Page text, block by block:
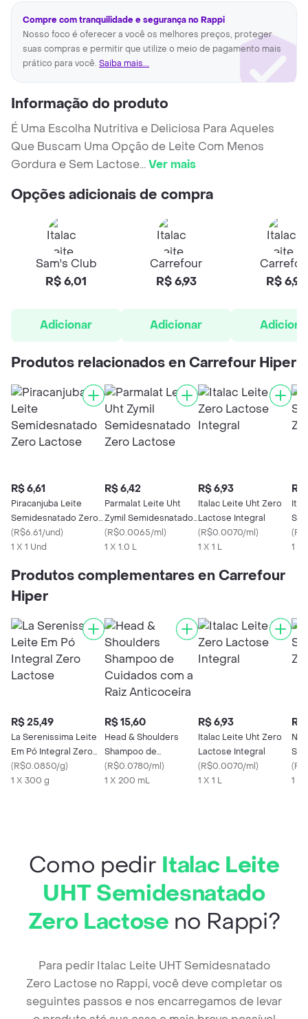
Compre com tranquilidade e segurança no Rappi
Nosso foco é oferecer a você os melhores preços, proteger
suas compras e permitir que utilize o meio de pagamento mais
prático para você. Saiba mais...
Informação do produto
É Uma Escolha Nutritiva e Deliciosa Para Aqueles
Que Buscam Uma Opção de Leite Com Menos
Gordura e Sem Lactose...Ver mais
Opções adicionais de compra
Sam's Club
R$ 6,01
Adicionar
Carrefour
R$ 6,93
Adicionar
R$ 6,93
Produtos relacionados en Carrefour Hiper
R$ 6,61
Piracanjuba Leite
Semidesnatado Zero
Lactose
(R$6.61/und)
1 X 1 Und
R$ 6,42
Parmalat Leite Uht
Zymil Semidesnatado
Zero Lactose
(R$0.0065/ml)
1 X 1.0 L
R$ 6,93
Italac Leite Uht Zero
Lactose Integral
(R$0.0070/ml)
1 X 1 L
R$
(
1 X
Produtos complementares en Carrefour
Hiper
R$ 25,49
La Serenissima Leite
Em Pó Integral Zero
Lactose
(R$0.0850/g)
1 X 300 g
R$ 15,60
Head & Shoulders
Shampoo de
Cuidados com a Raiz
Anticoceira
(R$0.0780/ml)
1 X 200 mL
R$ 6,93
Italac Leite Uht Zero
Lactose Integral
(R$0.0070/ml)
1 X 1 L
R$
(
1 X
Como pedir Italac Leite
UHT Semidesnatado
Zero Lactose no Rappi?
Para pedir Italac Leite UHT Semidesnatado
Zero Lactose no Rappi, você deve completar os
seguintes passos e nos encarregamos de levar